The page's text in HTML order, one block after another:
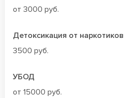
от 3000 руб.
Детоксикация от наркотиков
3500 руб.
УБОД
от 15000 руб.